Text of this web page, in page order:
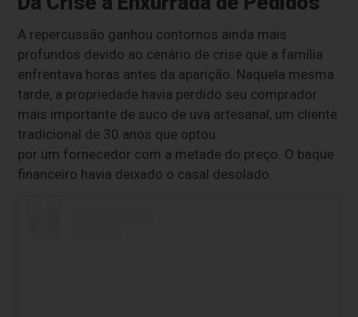
A repercussão ganhou contornos ainda mais
profundos devido ao cenário de crise que a família
enfrentava horas antes da aparição. Naquela mesma
tarde, a propriedade havia perdido seu comprador
mais importante de suco de uva artesanal, um cliente
tradicional de 30 anos que optou
por um fornecedor com a metade do preço. O baque
financeiro havia deixado o casal desolado.